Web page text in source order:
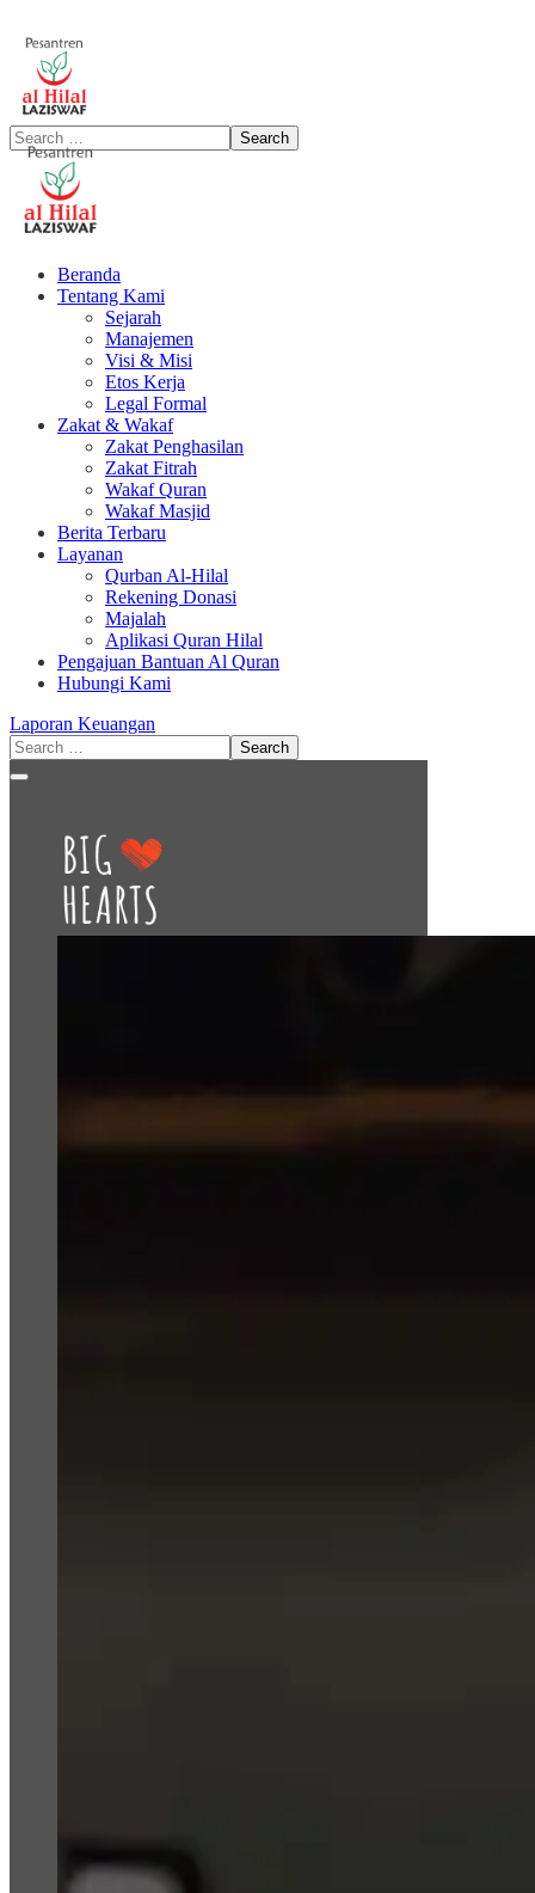
Beranda
Tentang Kami
Sejarah
Manajemen
Visi & Misi
Etos Kerja
Legal Formal
Zakat & Wakaf
Zakat Penghasilan
Zakat Fitrah
Wakaf Quran
Wakaf Masjid
Berita Terbaru
Layanan
Qurban Al-Hilal
Rekening Donasi
Majalah
Aplikasi Quran Hilal
Pengajuan Bantuan Al Quran
Hubungi Kami
Laporan Keuangan